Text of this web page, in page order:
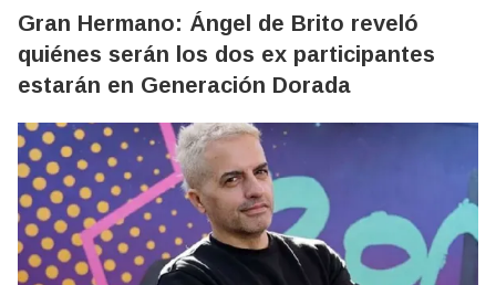
Gran Hermano: Ángel de Brito reveló
quiénes serán los dos ex participantes
estarán en Generación Dorada